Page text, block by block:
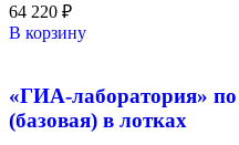
64 220 ₽
В корзину
«ГИА-лаборатория»
(базовая) в лотках